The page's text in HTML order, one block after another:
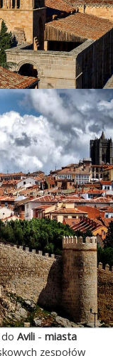
Avili - miasta
zespołów